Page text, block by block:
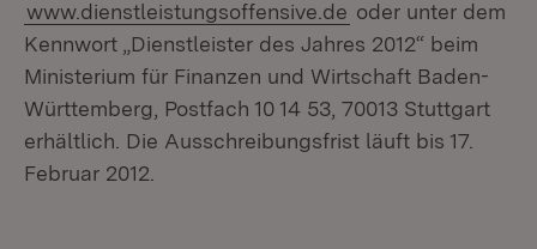
www.dienstleistungsoffensive.de oder unter dem
Kennwort „Dienstleister des Jahres 2012“ beim
Ministerium für Finanzen und Wirtschaft Baden-
Württemberg, Postfach 10 14 53, 70013 Stuttgart
erhältlich. Die Ausschreibungsfrist läuft bis 17.
Februar 2012.